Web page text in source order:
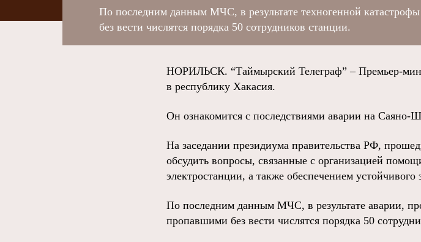
По последним данным МЧС, в результате техногенной
без вести числятся порядка 50 сотрудников станции.
НОРИЛЬСК. “Таймырский Телеграф” – Премьер-
в республику Хакасия.
Он ознакомится с последствиями аварии на
На заседании президиума правительства РФ,
обсудить вопросы, связанные с организацией
электростанции, а также обеспечением
По последним данным МЧС, в результате аварии,
пропавшими без вести числятся порядка 50